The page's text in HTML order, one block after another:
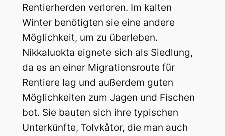
Rentierherden verloren. Im kalten
Winter benötigten sie eine andere
Möglichkeit, um zu überleben.
Nikkaluokta eignete sich als Siedlung,
da es an einer Migrationsroute für
Rentiere lag und außerdem guten
Möglichkeiten zum Jagen und Fischen
bot. Sie bauten sich ihre typischen
Unterkünfte, Tolvkåtor, die man auch